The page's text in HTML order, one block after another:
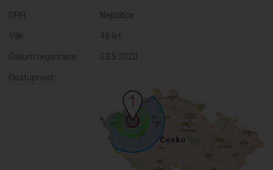
DPH: Neplátce
Věk: 49 let
Datum registrace: 23.5.2020
Dostupnost: